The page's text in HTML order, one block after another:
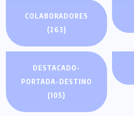
COLABORADORES
(263)
DESTACADO-
PORTADA-DESTINO
(105)